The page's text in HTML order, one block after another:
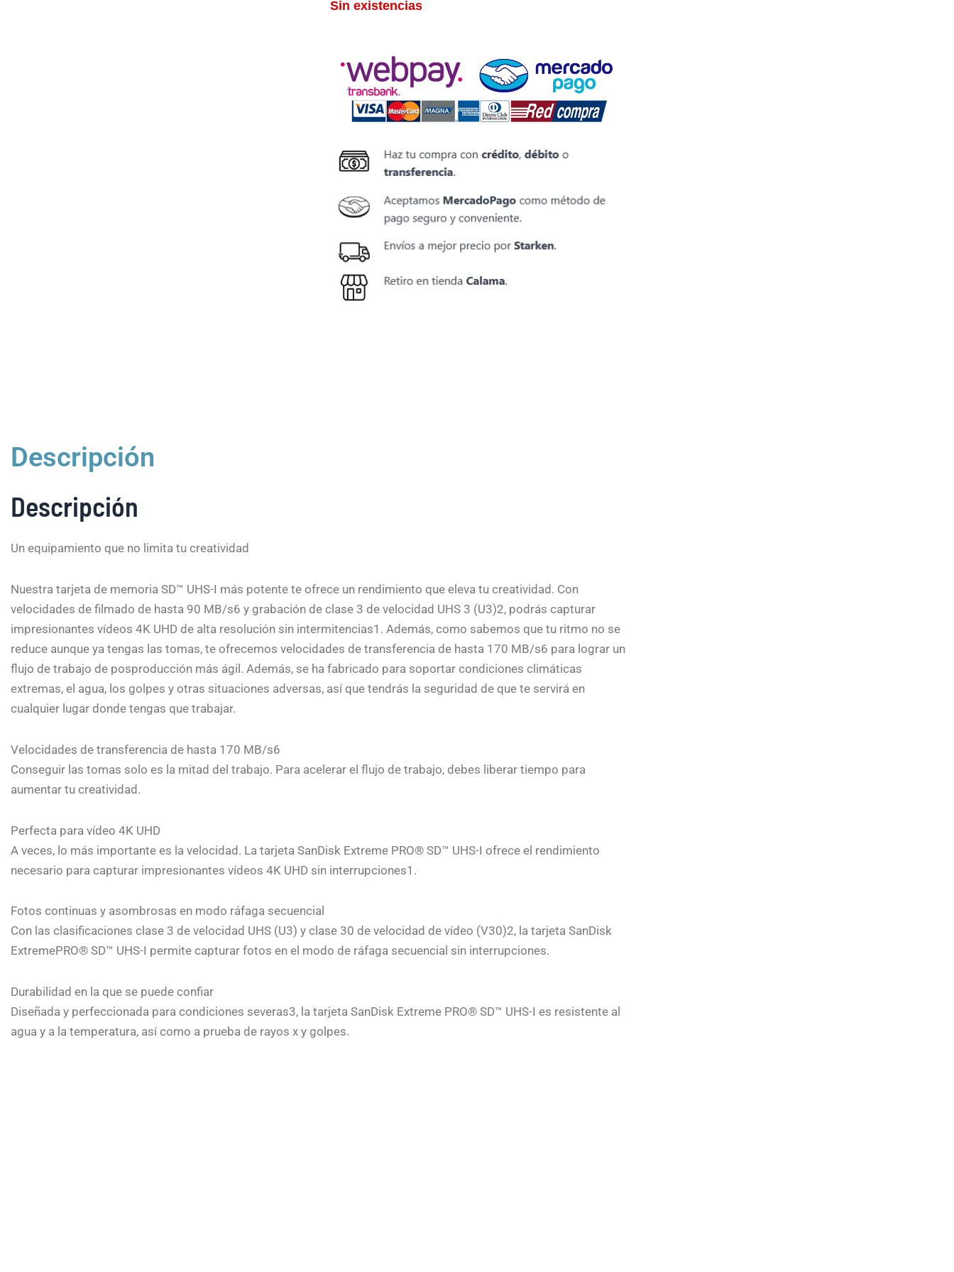
Sin existencias
Descripción
Descripción
Un equipamiento que no limita tu creatividad
Nuestra tarjeta de memoria SD™ UHS-I más potente te ofrece un rendimiento que eleva tu creatividad. Con
velocidades de filmado de hasta 90 MB/s6 y grabación de clase 3 de velocidad UHS 3 (U3)2, podrás capturar
impresionantes vídeos 4K UHD de alta resolución sin intermitencias1. Además, como sabemos que tu ritmo no se
reduce aunque ya tengas las tomas, te ofrecemos velocidades de transferencia de hasta 170 MB/s6 para lograr un
flujo de trabajo de posproducción más ágil. Además, se ha fabricado para soportar condiciones climáticas
extremas, el agua, los golpes y otras situaciones adversas, así que tendrás la seguridad de que te servirá en
cualquier lugar donde tengas que trabajar.
Velocidades de transferencia de hasta 170 MB/s6
Conseguir las tomas solo es la mitad del trabajo. Para acelerar el flujo de trabajo, debes liberar tiempo para
aumentar tu creatividad.
Perfecta para vídeo 4K UHD
A veces, lo más importante es la velocidad. La tarjeta SanDisk Extreme PRO® SD™ UHS-I ofrece el rendimiento
necesario para capturar impresionantes vídeos 4K UHD sin interrupciones1.
Fotos continuas y asombrosas en modo ráfaga secuencial
Con las clasificaciones clase 3 de velocidad UHS (U3) y clase 30 de velocidad de vídeo (V30)2, la tarjeta SanDisk
ExtremePRO® SD™ UHS-I permite capturar fotos en el modo de ráfaga secuencial sin interrupciones.
Durabilidad en la que se puede confiar
Diseñada y perfeccionada para condiciones severas3, la tarjeta SanDisk Extreme PRO® SD™ UHS-I es resistente al
agua y a la temperatura, así como a prueba de rayos x y golpes.